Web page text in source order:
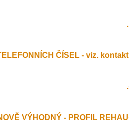
.
ČÍSEL - viz. kontakt
.
VÝHODNÝ - PROFIL REHAU